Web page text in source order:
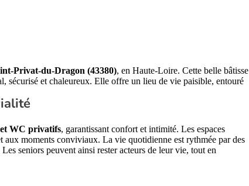
Privat-du-Dragon (43380), en Haute-Loire. Cette belle bâtisse
sécurisé et chaleureux. Elle offre un lieu de vie paisible, entouré
WC privatifs, garantissant confort et intimité. Les espaces
moments conviviaux. La vie quotidienne est rythmée par des
seniors peuvent ainsi rester acteurs de leur vie, tout en